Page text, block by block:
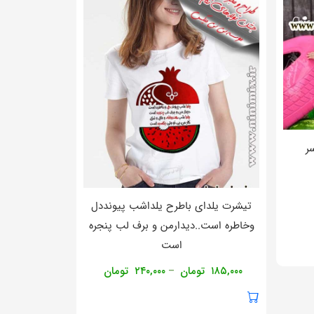
تیشرت یلدای باطرح یلداشب پیونددل
وخاطره است..دیدارمن و برف لب پنجره
است
۱۸۵,۰۰۰ تومان – ۲۴۰,۰۰۰ تومان